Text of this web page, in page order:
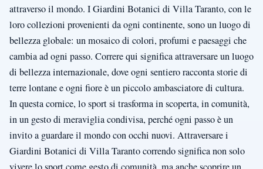
attraverso il mondo. I Giardini Botanici di Villa Taranto, con le
loro collezioni provenienti da ogni continente, sono un luogo di
bellezza globale: un mosaico di colori, profumi e paesaggi che
cambia ad ogni passo. Correre qui significa attraversare un luogo
di bellezza internazionale, dove ogni sentiero racconta storie di
terre lontane e ogni fiore è un piccolo ambasciatore di cultura.
In questa cornice, lo sport si trasforma in scoperta, in comunità,
in un gesto di meraviglia condivisa, perché ogni passo è un
invito a guardare il mondo con occhi nuovi. Attraversare i
Giardini Botanici di Villa Taranto correndo significa non solo